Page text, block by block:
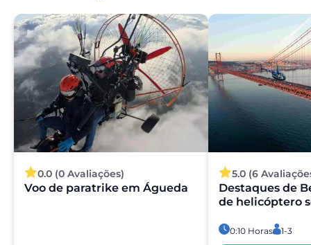
0.0 (0 Avaliações)
Voo de paratrike em Águeda
5.0 (6
Destaques de
de helicóptero
0:10 Horas 1-3